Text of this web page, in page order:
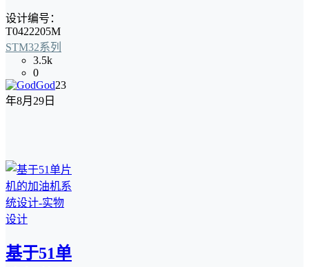
设计编号：
T0422205M
STM32系列
3.5k
0
God23
年8月29日
基于51单